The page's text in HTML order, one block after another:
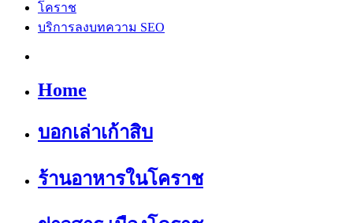
โคราช
บริการลงบทความ SEO
Home
บอกเล่าเก้าสิบ
ร้านอาหารในโคราช